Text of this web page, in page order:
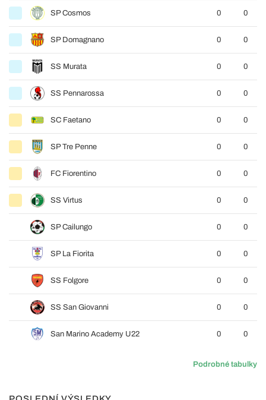
SP Cosmos 0 0
SP Domagnano 0 0
SS Murata 0 0
SS Pennarossa 0 0
SC Faetano 0 0
SP Tre Penne 0 0
FC Fiorentino 0 0
SS Virtus 0 0
SP Cailungo 0 0
SP La Fiorita 0 0
SS Folgore 0 0
SS San Giovanni 0 0
San Marino Academy U22 0 0
Podrobné tabulky